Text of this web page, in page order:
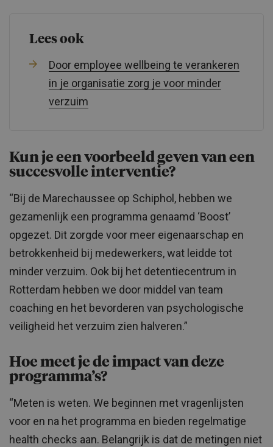
Lees ook
Door employee wellbeing te verankeren
in je organisatie zorg je voor minder
verzuim
Kun je een voorbeeld geven van een
succesvolle interventie?
“Bij de Marechaussee op Schiphol, hebben we
gezamenlijk een programma genaamd ‘Boost’
opgezet. Dit zorgde voor meer eigenaarschap en
betrokkenheid bij medewerkers, wat leidde tot
minder verzuim. Ook bij het detentiecentrum in
Rotterdam hebben we door middel van team
coaching en het bevorderen van psychologische
veiligheid het verzuim zien halveren.”
Hoe meet je de impact van deze
programma’s?
“Meten is weten. We beginnen met vragenlijsten
voor en na het programma en bieden regelmatige
health checks aan. Belangrijk is dat de metingen niet